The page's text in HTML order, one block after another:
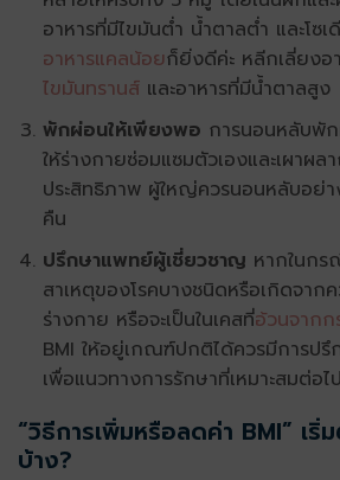
อาหารที่มีไขมันต่ำ น้ำตาลต่ำ และโซ
อาหารแคลน้อยก็ยิ่งดีค่ะ หลีกเลี่ยงอ
ไขมันทรานส์และอาหารที่มีน้ำตาลสูง
พักผ่อนให้เพียงพอ การนอนหลับพั
ให้ร่างกายซ่อมแซมตัวเองและเผาผ
ประสิทธิภาพ ผู้ใหญ่ควรนอนหลับอย่
คืน
ปรึกษาแพทย์ผู้เชี่ยวชาญ หากในกร
สาเหตุของโรคบางชนิดหรือเกิดจา
ร่างกาย หรือจะเป็นในเคสที่อ้วนจาก
BMI ให้อยู่เกณฑ์ปกติได้ควรมีการป
เพื่อแนวทางการรักษาที่เหมาะสมต่อไ
“วิธีการเพิ่มหรือลดค่า BMI” เริ่
บ้าง?